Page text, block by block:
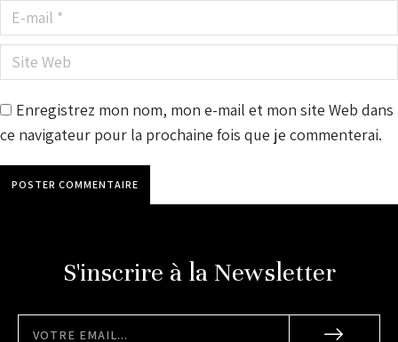
E-mail *
Site Web
Enregistrez mon nom, mon e-mail et mon site Web dans
ce navigateur pour la prochaine fois que je commenterai.
POSTER COMMENTAIRE
S'inscrire à la Newsletter